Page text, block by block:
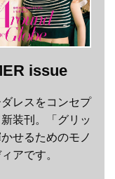
issue
レスをコンセプ
装刊。「グリッ
せるためのモノ
アです。